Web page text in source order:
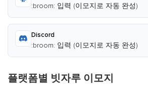
:broom: 입력 (이모지로 자동 완성)
Discord
:broom: 입력 (이모지로 자동 완성)
플랫폼별 빗자루 이모지